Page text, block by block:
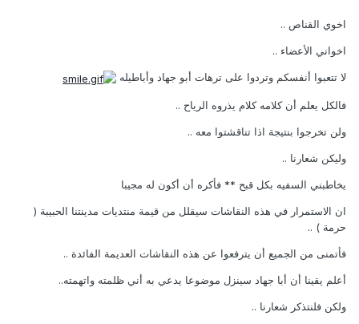
اخوي القناص ..
اخواني الأعضاء ..
لا تتعبوا أنفسكم وتردوا على ترهات أبو جهاد وأباطيله
فالكل يعلم أن كلامه كلام يذروه الرياح ..
ولن تخرجوا بنتيجة اذا تناقشتوا معه ..
وليكن شعارنا ..
يخاطبني السفيه بكل قبح ** فأكره أن أكون له مجيبا
ان الاستمرار في هذه النقاشات سيقلل من قيمة منتديات مدينتنا الحبيبة (
حرمة ) ..
فأتمنى من الجميع أن يترفعوا عن هذه النقاشات العديمة الفائدة ..
أعلم يقينا أن أبا جهاد سينزل موضوعا يدعي به أني ظلمته واتهمته..
ولكن فلنتذكر شعارنا ..